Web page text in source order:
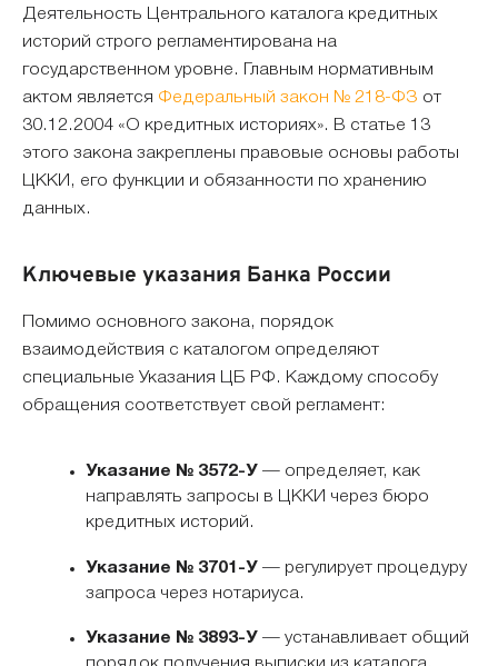
Деятельность Центрального каталога кредитных
историй строго регламентирована на
государственном уровне. Главным нормативным
актом является Федеральный закон № 218-ФЗ от
30.12.2004 «О кредитных историях». В статье 13
этого закона закреплены правовые основы работы
ЦККИ, его функции и обязанности по хранению
данных.
Ключевые указания Банка России
Помимо основного закона, порядок
взаимодействия с каталогом определяют
специальные Указания ЦБ РФ. Каждому способу
обращения соответствует свой регламент:
Указание № 3572-У — определяет, как
направлять запросы в ЦККИ через бюро
кредитных историй.
Указание № 3701-У— регулирует процедуру
запроса через нотариуса.
Указание № 3893-У — устанавливает общий